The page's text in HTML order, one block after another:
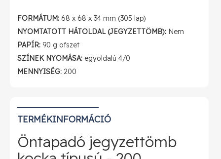
FORMÁTUM: 68 x 68 x 34 mm (305 lap)
NYOMTATOTT HÁTOLDAL (JEGYZETTÖMB): Nem
PAPÍR: 90 g ofszet
SZÍNEK NYOMÁSA: egyoldalú 4/0
MENNYISÉG: 200
TERMÉKINFORMÁCIÓ
Öntapadó jegyzettömb